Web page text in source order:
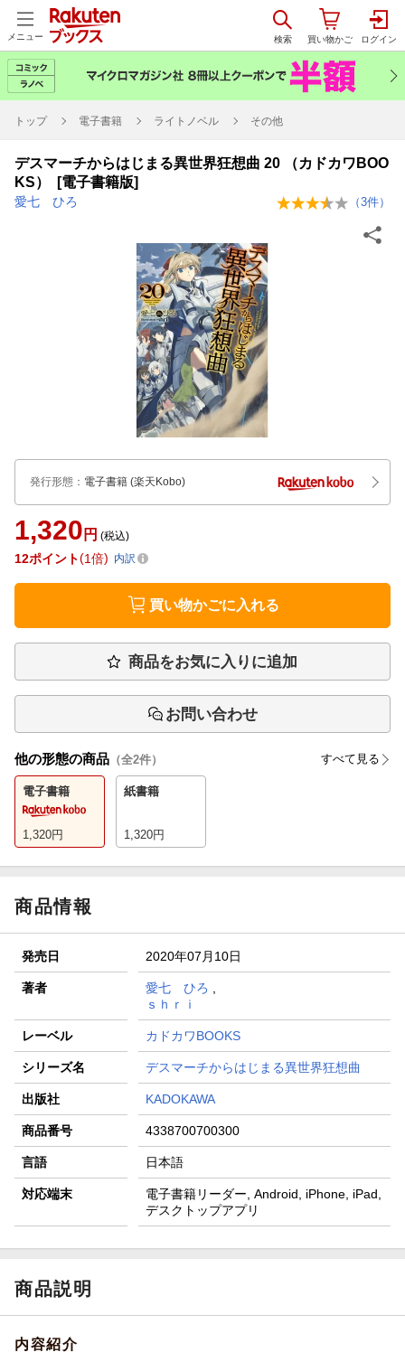
メニュー
トップ 電子書籍 ライトノベル その他
デスマーチからはじまる異世界狂想曲 20 （カドカワBOO
KS） [電子書籍版]
愛七 ひろ （3件）
発行形態 ： 電子書籍 (楽天Kobo)
1,320 円 (税込)
12ポイント 1倍 内訳
買い物かごに入れる
商品をお気に入りに追加
お問い合わせ
他の形態の商品 （全2件） すべて見る
電子書籍
1,320円
紙書籍
1,320円
商品情報
発売日 2020年07月10日
著者 愛七 ひろ
ｓｈｒｉ
レーベル カドカワBOOKS
シリーズ名 デスマーチからはじまる異世界狂想曲
出版社 KADOKAWA
商品番号 4338700700300
言語 日本語
対応端末
電子書籍リーダー, Android, iPhone, iPad,
デスクトップアプリ
商品説明
内容紹介